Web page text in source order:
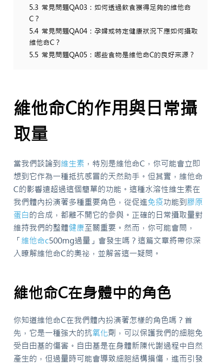
5.3 常見問題QA03：如何透過飲食獲得足夠的維他命
C？
5.4 常見問題QA04：孕婦或特定健康狀況下應如何攝取
維他命C？
5.5 常見問題QA05：哪些食物是維他命C的良好來源？
維他命C的作用與日常攝
取量
當我們談論到維生素 ，特別是維他命C，你可能會立即
想到它作為一種抵抗感冒的天然助手。但其實，維他命
C的影響遠超過這個簡單的功能。這種水溶性維生素在
我們體內扮演著多種重要角色，從促進免疫功能到膠原
蛋白的合成，都離不開它的參與。正確的日常攝取量對
維持我們的整體健康至關重要。然而，你可能會問，
「 維他命c500mg過量」會發生嗎？這篇文章將帶你深
入瞭解維他命C的奧祕，並解答這一疑問。
維他命C在身體中的角色
你知道維他命C在我們體內扮演著怎樣的角色嗎？首
先，它是一種強大的抗氧化劑，可以保護我們的細胞免
受自由基的傷害。自由基是在身體新陳代謝過程中自然
產生的，但過量時可能會導致細胞結構損傷，進而引發